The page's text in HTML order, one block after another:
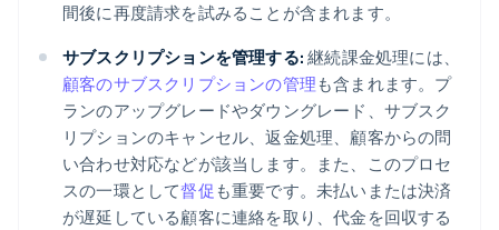
間後に再度請求を試みることが含まれます。
サブスクリプションを管理する: 継続課金処理には、
顧客のサブスクリプションの管理 も含まれます。プ
ランのアップグレードやダウングレード、サブスク
リプションのキャンセル、返金処理、顧客からの問
い合わせ対応などが該当します。また、このプロセ
スの一環として督促 も重要です。未払いまたは決済
が遅延している顧客に連絡を取り、代金を回収する